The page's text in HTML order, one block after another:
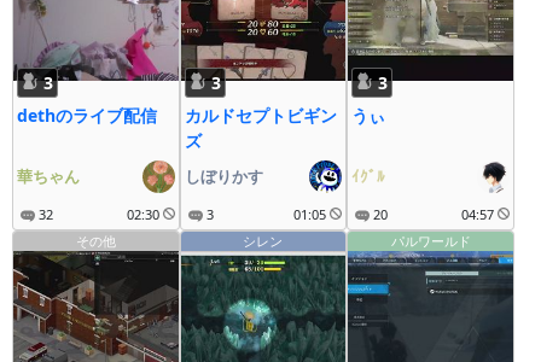
3
dethのライブ配信
華ちゃん
32 02:30
3
カルドセプトビギン
ズ
しぼりかす
3 01:05
3
うぃ
ｲｸﾞﾙ
20
04:57
その他
シレン パルワールド